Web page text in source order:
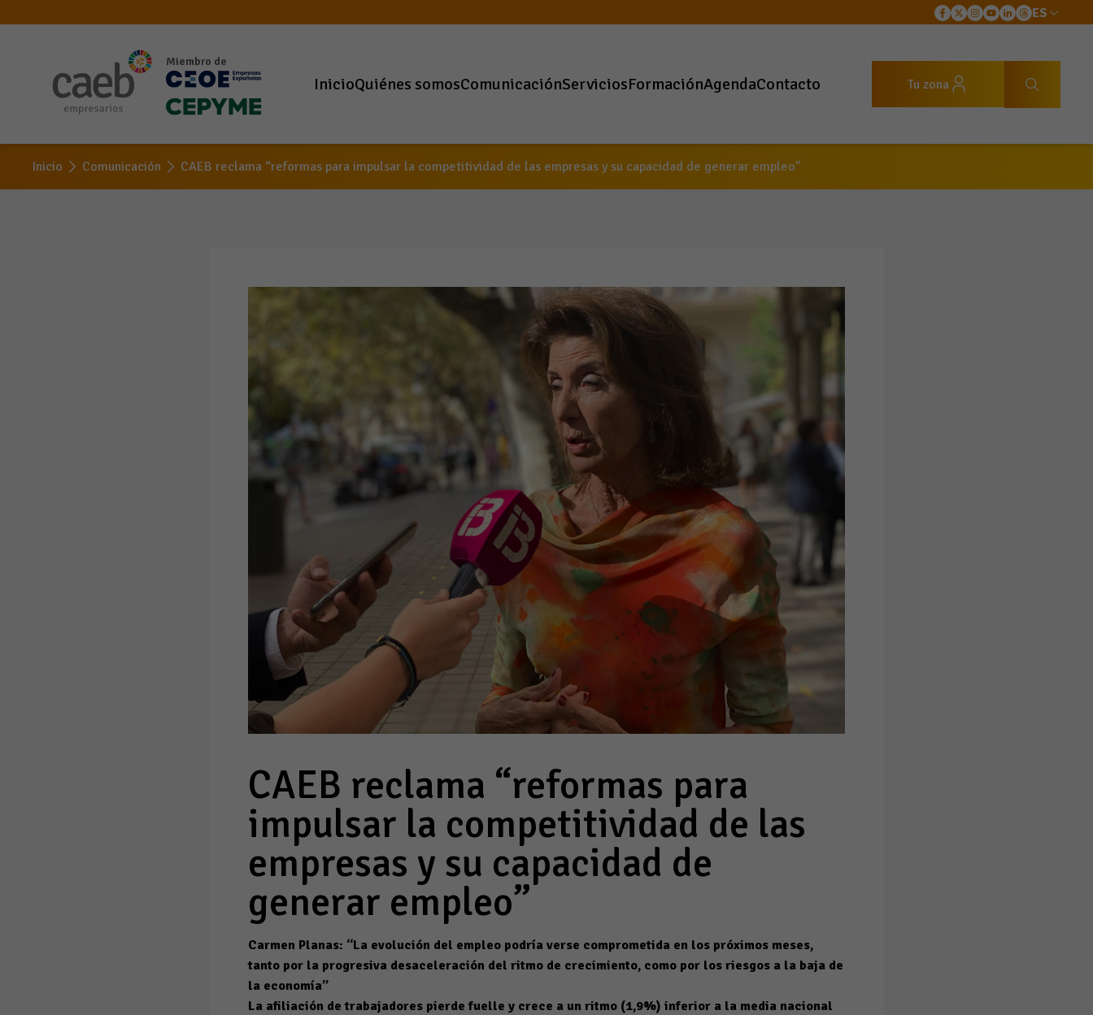
ES
Miembro de
InicioQuiénes somosComunicaciónServiciosFormaciónAgendaContacto Tu zona
Inicio Comunicación CAEB reclama “reformas para impulsar la competitividad de las empresas y su capacidad de generar empleo”
CAEB reclama “reformas para
impulsar la competitividad de las
empresas y su capacidad de
generar empleo”
Carmen Planas: “La evolución del empleo podría verse comprometida en los próximos meses,
tanto por la progresiva desaceleración del ritmo de crecimiento, como por los riesgos a la baja de
la economía”
La afiliación de trabajadores pierde fuelle y crece a un ritmo (1,9%) inferior a la media nacional